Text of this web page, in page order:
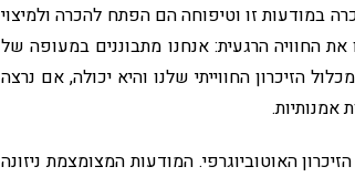
במודעות זו וטיפוחה הם הפתח להכרה ולמיצוי
את החוויה הרגעית: אנחנו מתבוננים במעופה של
הזיכרון החווייתי שלנו והיא יכולה, אם נרצה
אמנותיות.
האוטוביוגרפי. המודעות המצומצמת ניזונה